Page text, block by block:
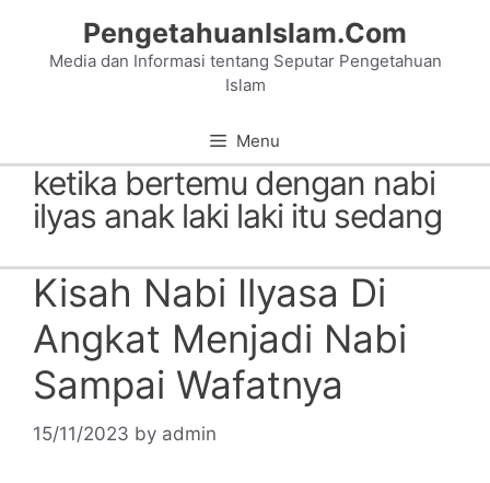
content
PengetahuanIslam.Com
Media dan Informasi tentang Seputar Pengetahuan
Islam
Menu
ketika bertemu dengan nabi
ilyas anak laki laki itu sedang
Kisah Nabi Ilyasa Di
Angkat Menjadi Nabi
Sampai Wafatnya
15/11/2023 by admin